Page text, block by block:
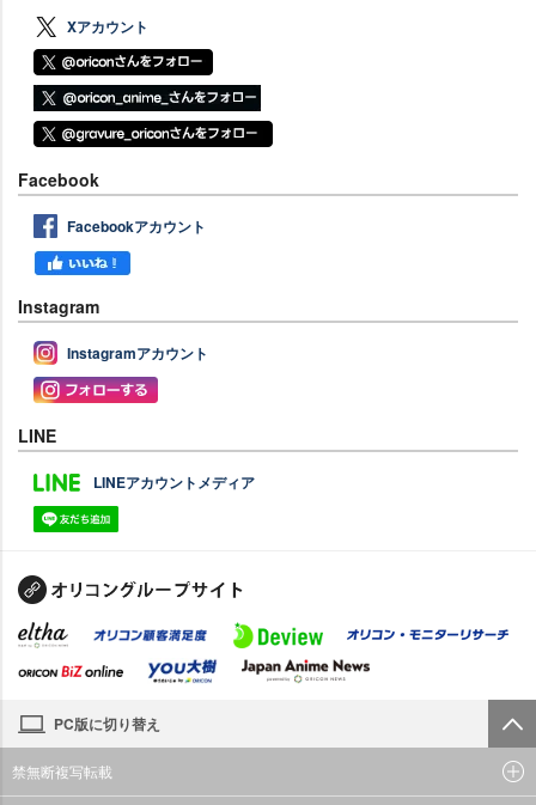
Xアカウント
Facebook
Facebookアカウント
Instagram
Instagramアカウント
LINE
LINEアカウントメディア
PC版に切り替え
禁無断複写転載